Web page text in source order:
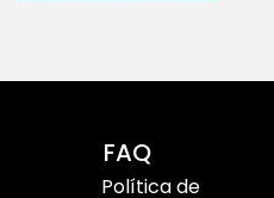
FAQ
Política de